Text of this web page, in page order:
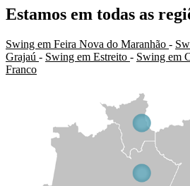
Estamos em todas as
Swing em Feira Nova do Maranhão -
Grajaú - Swing em Estreito - Swing em
Franco